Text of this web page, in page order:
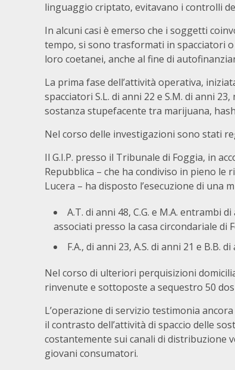
linguaggio criptato, evitavano i controlli
In alcuni casi è emerso che i soggetti
tempo, si sono trasformati in spacciatori
loro coetanei, anche al fine di
La prima fase dell’attività operativa,
spacciatori S.L. di anni 22 e S.M. di anni
sostanza stupefacente tra marijuana,
Nel corso delle investigazioni sono stati
Il G.I.P. presso il Tribunale di Foggia, in
Repubblica – che ha condiviso in pieno le
Lucera – ha disposto l’esecuzione di una
A.T. di anni 48, C.G. e M.A. entrambi
associati presso la casa circondariale di
F.A., di anni 23, A.S. di anni 21 e
Nel corso di ulteriori perquisizioni
rinvenute e sottoposte a sequestro 50
L’operazione di servizio testimonia
il contrasto dell’attività di spaccio delle
costantemente sui canali di distribuzione
giovani consumatori.